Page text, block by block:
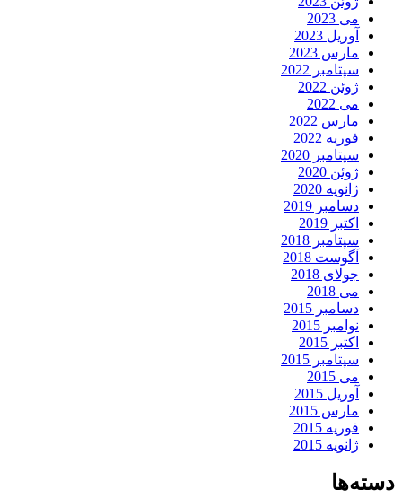
می 2023
آوریل 2023
مارس 2023
سپتامبر 2022
ژوئن 2022
می 2022
مارس 2022
فوریه 2022
سپتامبر 2020
ژوئن 2020
ژانویه 2020
دسامبر 2019
اکتبر 2019
سپتامبر 2018
آگوست 2018
جولای 2018
می 2018
دسامبر 2015
نوامبر 2015
اکتبر 2015
سپتامبر 2015
می 2015
آوریل 2015
مارس 2015
فوریه 2015
ژانویه 2015
دسته‌ها